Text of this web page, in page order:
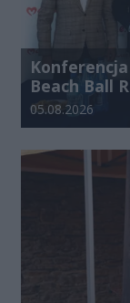
Beach Ball
Data dodania
05.08.2026